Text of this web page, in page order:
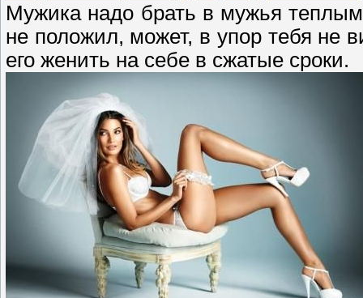
Мужика надо брать в мужья
не положил, может, в упор тебя не
его женить на себе в сжатые сроки.